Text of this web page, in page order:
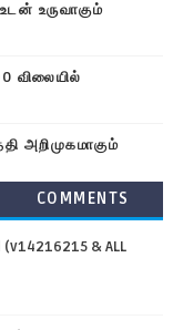
உருவாகும்
விலையில்
அறிமுகமாகும்
COMMENTS
& ALL